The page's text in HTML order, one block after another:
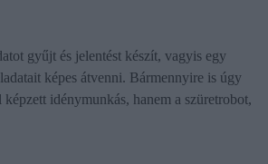
gyűjt és jelentést készít, vagyis egy
képes átvenni. Bármennyire is úgy
idénymunkás, hanem a szüretrobot,